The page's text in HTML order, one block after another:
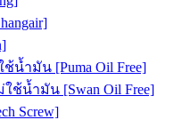
ำมัน [Puma Oil Free]
ช้น้ำมัน [Swan Oil Free]
Screw]